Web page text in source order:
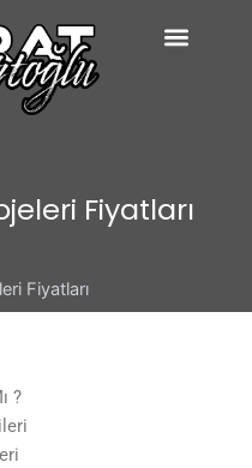
Fiyatları
Fiyatları
?